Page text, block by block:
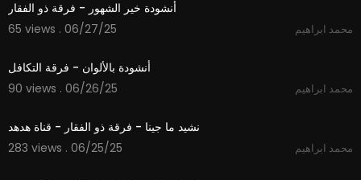
أنشودة خير الشهور - فرقة ذو الفقار
65 views . 06/27/25
محمد ابراهيم
أنشودة بالألوان - فرقة التكافل
90 views . 06/26/25
محمد ابراهيم
نشيد ما جينا - فرقة ذو الفقار - قناة هدهد
283 views . 06/25/25
محمد ابراهيم